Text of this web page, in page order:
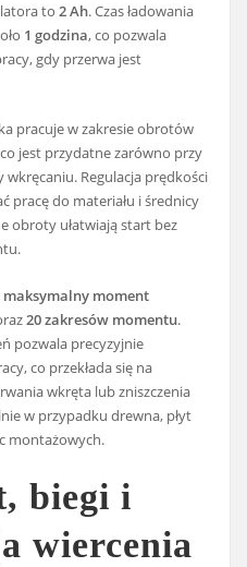
to2 Ah. Czas ładowania
1 godzina, co pozwala
gdy przerwa jest
pracuje w zakresie obrotów
jest przydatne zarówno przy
wkręcaniu. Regulacja prędkości
pracę do materiału i średnicy
obroty ułatwiają start bez
maksymalny moment
20 zakresów momentu.
pozwala precyzyjnie
co przekłada się na
wkręta lub zniszczenia
w przypadku drewna, płyt
montażowych.
biegi i
wiercenia